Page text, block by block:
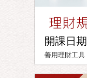
開課日
善用理財工具